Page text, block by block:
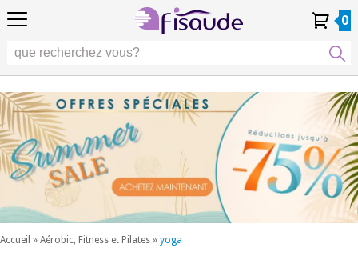
Compte
commandes
4,8 4,8
différentielles
Occasion
Fisaude
SUMMER
SALE
Physiothérapie
Podologie
Esthétique,
dermocosmétique
et médecine
esthétique
Bien-
qualité
de vie
et
FR
DE
PT
0
Accueil » Aérobic, Fitness et Pilates » yoga
Compte
commandes
4,8
différentielles
Occasion
Fisaude
SUMMER
SALE
Physiothérapie
Esthétique,
dermocosmétique
et médecine
esthétique
Bien-
être,
FR
DE
PT